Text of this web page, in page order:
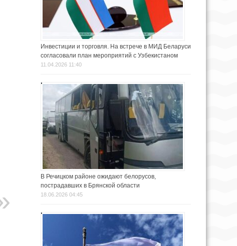
Инвестиции и торговля. На встрече в МИД Беларуси
согласовали план мероприятий с Узбекистаном
11.04.2026 11:40
В Речицком районе ожидают белорусов,
пострадавших в Брянской области
18.06.2026 04:45